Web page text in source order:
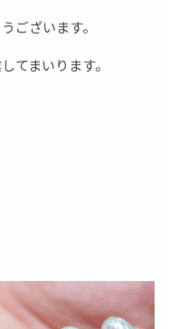
ございます。
てまいります。